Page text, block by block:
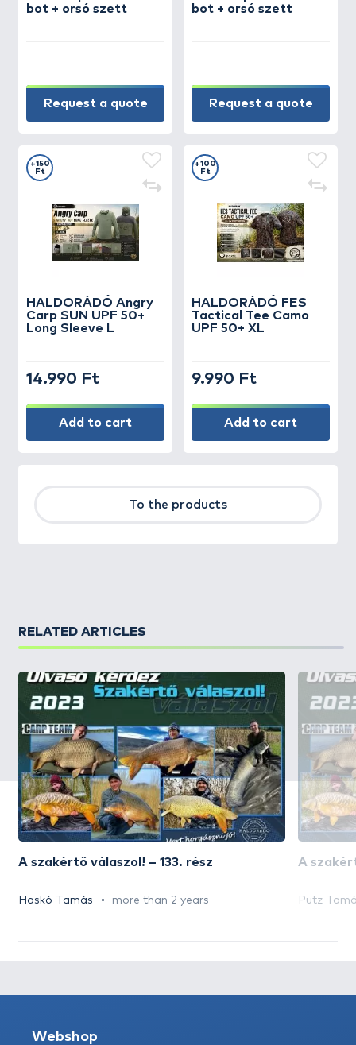
bot + orsó szett
Request a quote
bot + orsó szett
Request a quote
HALDORÁDÓ Angry
Carp SUN UPF 50+
Long Sleeve L
+150
Ft
14.990 Ft
Add to cart
HALDORÁDÓ FES
Tactical Tee Camo
UPF 50+ XL
+100
Ft
9.990 Ft
Add to cart
To the products
RELATED ARTICLES
A szakértő válaszol! – 133. rész
Haskó Tamás more than 2 years
A
Putz
Webshop